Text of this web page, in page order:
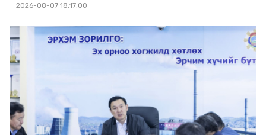
2026-08-07 18:17:00